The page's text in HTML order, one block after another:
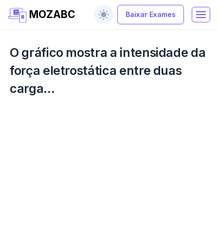
MOZABC Baixar Exames
O gráfico mostra a intensidade da
força eletrostática entre duas
carga...